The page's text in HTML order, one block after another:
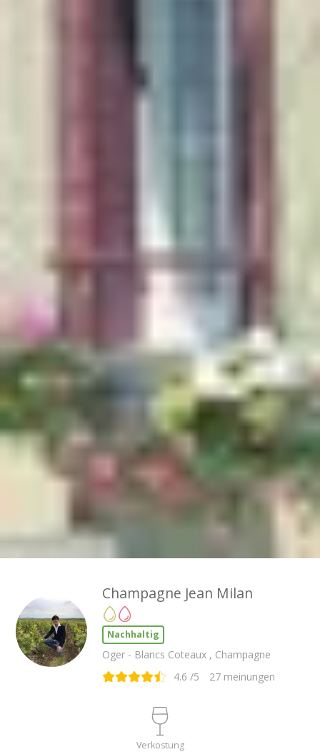
Champagne Jean Milan
Nachhaltig
Oger - Blancs Coteaux , Champagne
4.6 /5 27 meinungen
Verkostung